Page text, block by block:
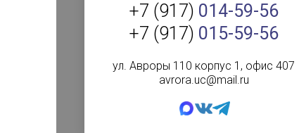
+7 (917) 014-59-56
+7 (917) 015-59-56
ул. Авроры 110 корпус 1, офис 407
avrora.uc@mail.ru